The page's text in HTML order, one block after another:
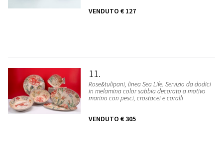
VENDUTO € 127
11
Rose&tulipani, linea Sea Life. Servizio da dodici
in melamina color sabbia decorato a motivo
marino con pesci, crostacei e coralli
VENDUTO € 305